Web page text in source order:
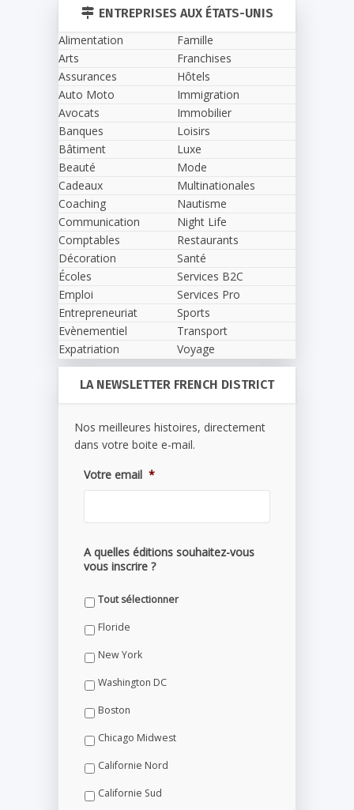
ENTREPRISES AUX ÉTATS-UNIS
Alimentation
Arts
Assurances
Auto Moto
Avocats
Banques
Bâtiment
Beauté
Cadeaux
Coaching
Communication
Comptables
Décoration
Écoles
Emploi
Entrepreneuriat
Evènementiel
Expatriation
Famille
Franchises
Hôtels
Immigration
Immobilier
Loisirs
Luxe
Mode
Multinationales
Nautisme
Night Life
Restaurants
Santé
Services B2C
Services Pro
Sports
Transport
Voyage
LA NEWSLETTER FRENCH DISTRICT
Nos meilleures histoires, directement
dans votre boite e-mail.
Votre email *
A quelles éditions souhaitez-vous
vous inscrire ?
Tout sélectionner
Floride
New York
Washington DC
Boston
Chicago Midwest
Californie Nord
Californie Sud